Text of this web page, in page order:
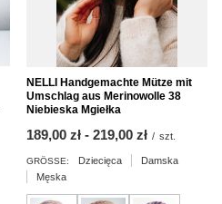
NELLI Handgemachte Mütze mit
Umschlag aus Merinowolle 38
Niebieska Mgiełka
ab
189,00 zł - bis
219,00 zł / szt.
GRÖSSE: Dziecięca
Damska
Męska